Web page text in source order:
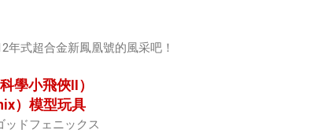
年式超合金新鳳凰號的風采吧！
學小飛俠II）
）模型玩具
ドフェニックス